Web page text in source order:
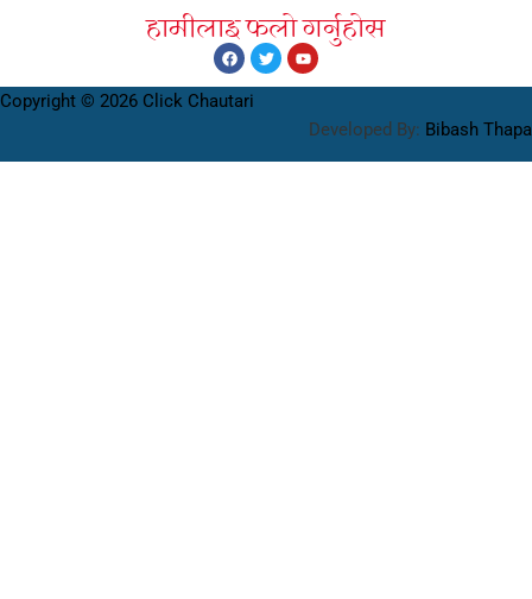
हामीलाइ फलाे गर्नुहाेस
Copyright © 2026 Click Chautari
Developed By: Bibash Thapa